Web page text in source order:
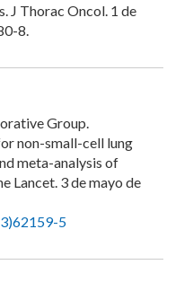
J Thorac Oncol. 1 de
8.
Group.
non-small-cell lung
meta-analysis of
Lancet. 3 de mayo de
5